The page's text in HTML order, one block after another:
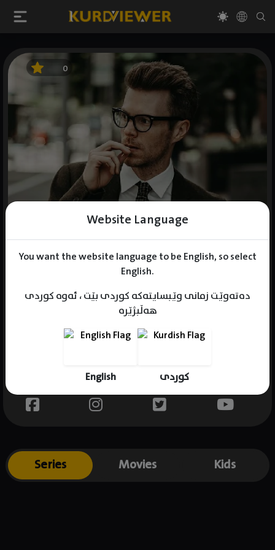
Website Language
You want the website language to be English, so select
English.
دەتەوێت زمانی وێبسایتەکە کوردی بێت ، ئەوە کوردی
هەڵبژێرە
English کوردی
0
Gender : male
Series Movies Kids